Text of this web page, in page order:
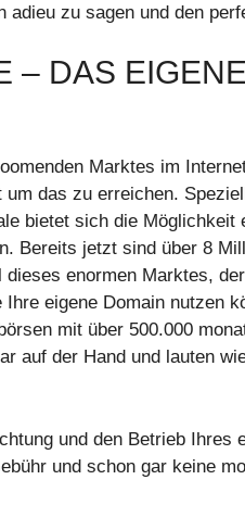
zu sagen und den
– DAS
Marktes im
das zu erreichen.
bietet sich die Möglichkeit
Bereits jetzt sind über 8
enormen Marktes,
eigene Domain nutzen
mit über 500.000
auf der Hand und lauten
und den Betrieb Ihres
und schon gar keine